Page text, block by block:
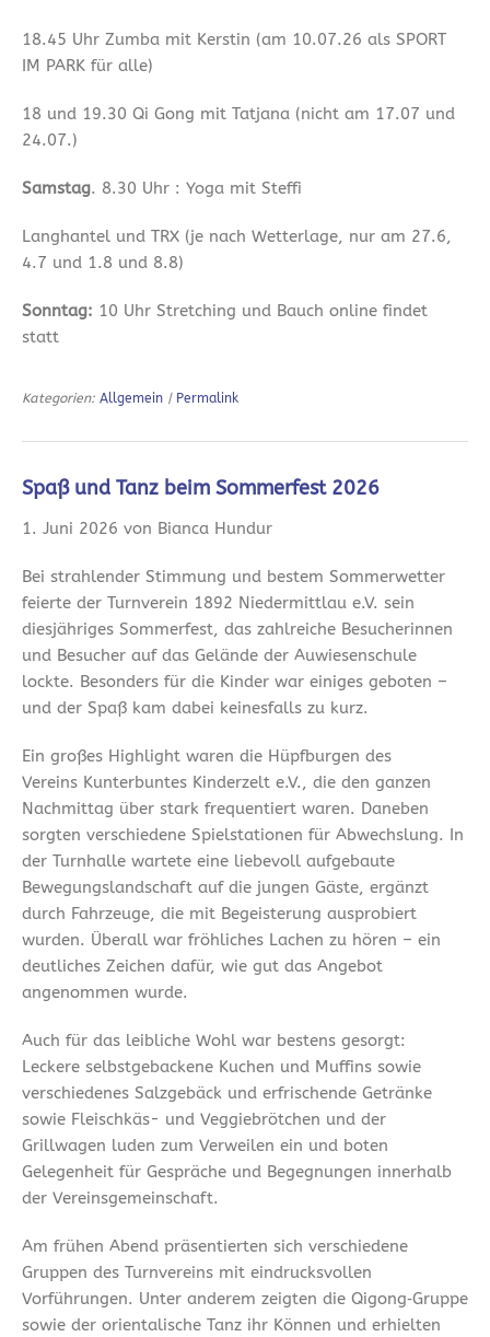
18.45 Uhr Zumba mit Kerstin (am 10.07.26 als SPORT
IM PARK für alle)
18 und 19.30 Qi Gong mit Tatjana (nicht am 17.07 und
24.07.)
Samstag. 8.30 Uhr : Yoga mit Steffi
Langhantel und TRX (je nach Wetterlage, nur am 27.6,
4.7 und 1.8 und 8.8)
Sonntag: 10 Uhr Stretching und Bauch online findet
statt
Kategorien: Allgemein | Permalink
Spaß und Tanz beim Sommerfest 2026
1. Juni 2026 von Bianca Hundur
Bei strahlender Stimmung und bestem Sommerwetter
feierte der Turnverein 1892 Niedermittlau e.V. sein
diesjähriges Sommerfest, das zahlreiche Besucherinnen
und Besucher auf das Gelände der Auwiesenschule
lockte. Besonders für die Kinder war einiges geboten –
und der Spaß kam dabei keinesfalls zu kurz.
Ein großes Highlight waren die Hüpfburgen des
Vereins Kunterbuntes Kinderzelt e.V., die den ganzen
Nachmittag über stark frequentiert waren. Daneben
sorgten verschiedene Spielstationen für Abwechslung. In
der Turnhalle wartete eine liebevoll aufgebaute
Bewegungslandschaft auf die jungen Gäste, ergänzt
durch Fahrzeuge, die mit Begeisterung ausprobiert
wurden. Überall war fröhliches Lachen zu hören – ein
deutliches Zeichen dafür, wie gut das Angebot
angenommen wurde.
Auch für das leibliche Wohl war bestens gesorgt:
Leckere selbstgebackene Kuchen und Muffins sowie
verschiedenes Salzgebäck und erfrischende Getränke
sowie Fleischkäs- und Veggiebrötchen und der
Grillwagen luden zum Verweilen ein und boten
Gelegenheit für Gespräche und Begegnungen innerhalb
der Vereinsgemeinschaft.
Am frühen Abend präsentierten sich verschiedene
Gruppen des Turnvereins mit eindrucksvollen
Vorführungen. Unter anderem zeigten die Qigong‑Gruppe
sowie der orientalische Tanz ihr Können und erhielten